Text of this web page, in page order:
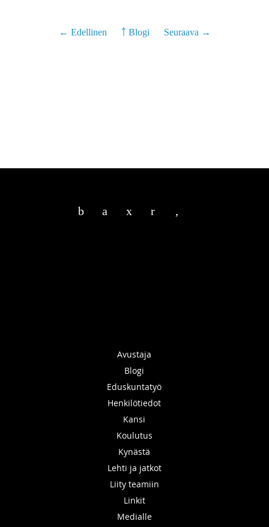
← Edellinen ￪ Blogi Seuraava →
b a x r ,
Avustaja
Blogi
Eduskuntatyö
Henkilötiedot
Kansi
Koulutus
Kynästä
Lehti ja jatkot
Liity teamiin
Linkit
Medialle